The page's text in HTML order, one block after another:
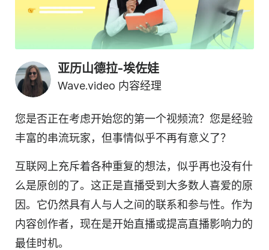
亚历山德拉-埃佐娃
Wave.video 内容经理
您是否正在考虑开始您的第一个视频流？您是经验
丰富的串流玩家，但事情似乎不再有意义了？
互联网上充斥着各种重复的想法，似乎再也没有什
么是原创的了。这正是直播受到大多数人喜爱的原
因。它仍然具有人与人之间的联系和参与性。作为
内容创作者，现在是开始直播或提高直播影响力的
最佳时机。